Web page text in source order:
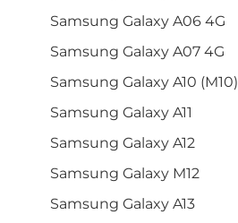
Samsung Galaxy A06 4G
Samsung Galaxy A07 4G
Samsung Galaxy A10 (M10)
Samsung Galaxy A11
Samsung Galaxy A12
Samsung Galaxy M12
Samsung Galaxy A13